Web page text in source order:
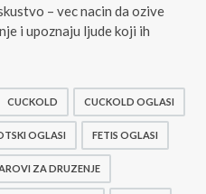
– vec nacin da ozive
i upoznaju ljude koji ih
CUCKOLD CUCKOLD OGLASI
OGLASI FETIS OGLASI
ZA DRUZENJE